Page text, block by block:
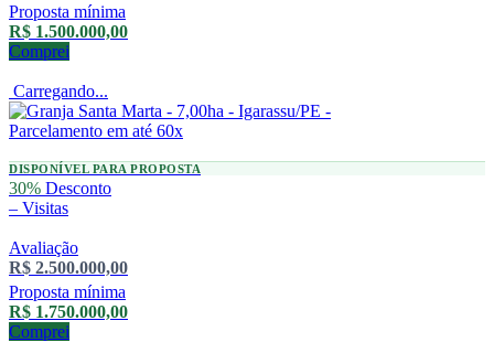
Proposta mínima
R$ 1.500.000,00
Comprei
Carregando...
DISPONÍVEL PARA PROPOSTA
30% Desconto
– Visitas
Avaliação
R$ 2.500.000,00
Proposta mínima
R$ 1.750.000,00
Comprei